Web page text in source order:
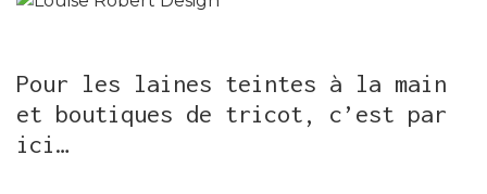
Pour les laines teintes à la main
et boutiques de tricot, c’est par
ici…